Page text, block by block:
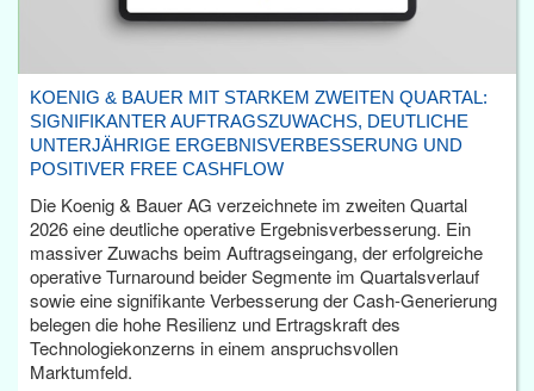
KOENIG & BAUER MIT STARKEM ZWEITEN QUARTAL:
SIGNIFIKANTER AUFTRAGSZUWACHS, DEUTLICHE
UNTERJÄHRIGE ERGEBNISVERBESSERUNG UND
POSITIVER FREE CASHFLOW
Die Koenig & Bauer AG verzeichnete im zweiten Quartal
2026 eine deutliche operative Ergebnisverbesserung. Ein
massiver Zuwachs beim Auftragseingang, der erfolgreiche
operative Turnaround beider Segmente im Quartalsverlauf
sowie eine signifikante Verbesserung der Cash-Generierung
belegen die hohe Resilienz und Ertragskraft des
Technologiekonzerns in einem anspruchsvollen
Marktumfeld.